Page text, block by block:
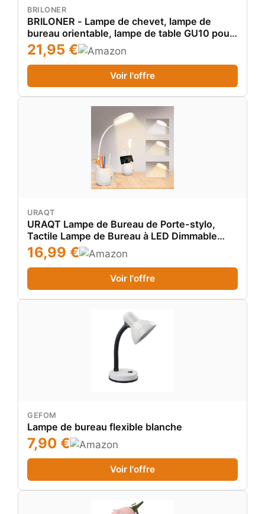
BRILONER
BRILONER - Lampe de chevet, lampe de
bureau orientable, lampe de table GU10 pour
bureau à domicile avec interrupteur à câble,
lampe de lecture, bleu pigeon
21,95 €
Voir l'offre
URAQT
URAQT Lampe de Bureau de Porte-stylo,
Tactile Lampe de Bureau à LED Dimmable
avec 3 Modes D'éclairage & 24 LED,
Protection des Yeux Lampe de Chevet Enfant
Sans Fil USB Recharge pour Apprendre & Lire
16,99 €
Voir l'offre
GEFOM
Lampe de bureau flexible blanche
7,90 €
Voir l'offre